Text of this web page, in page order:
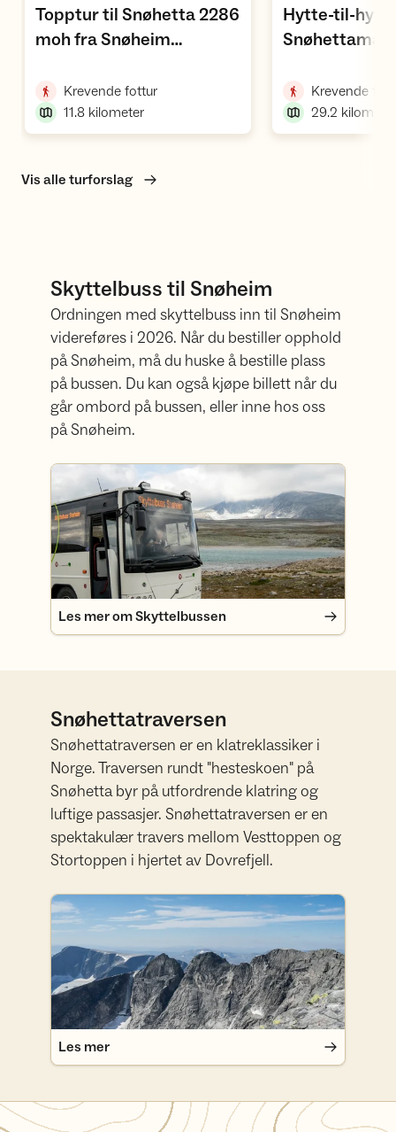
Topptur til Snøhetta 2286
moh fra Snøheim
Krevende fottur,
11.8 kilometer
Hytte-til-
Krevende
29.2 kilometer
Vis alle turforslag
Skyttelbuss til Snøheim
Ordningen med skyttelbuss inn til Snøheim
videreføres i 2026. Når du bestiller opphold
på Snøheim, må du huske å bestille plass
på bussen. Du kan også kjøpe billett når du
går ombord på bussen, eller inne hos oss
på Snøheim.
Les mer om Skyttelbussen
Les mer om Skyttelbussen
Snøhettatraversen
Snøhettatraversen er en klatreklassiker i
Norge. Traversen rundt "hesteskoen" på
Snøhetta byr på utfordrende klatring og
luftige passasjer. Snøhettatraversen er en
spektakulær travers mellom Vesttoppen og
Stortoppen i hjertet av Dovrefjell.
Les mer
Les mer